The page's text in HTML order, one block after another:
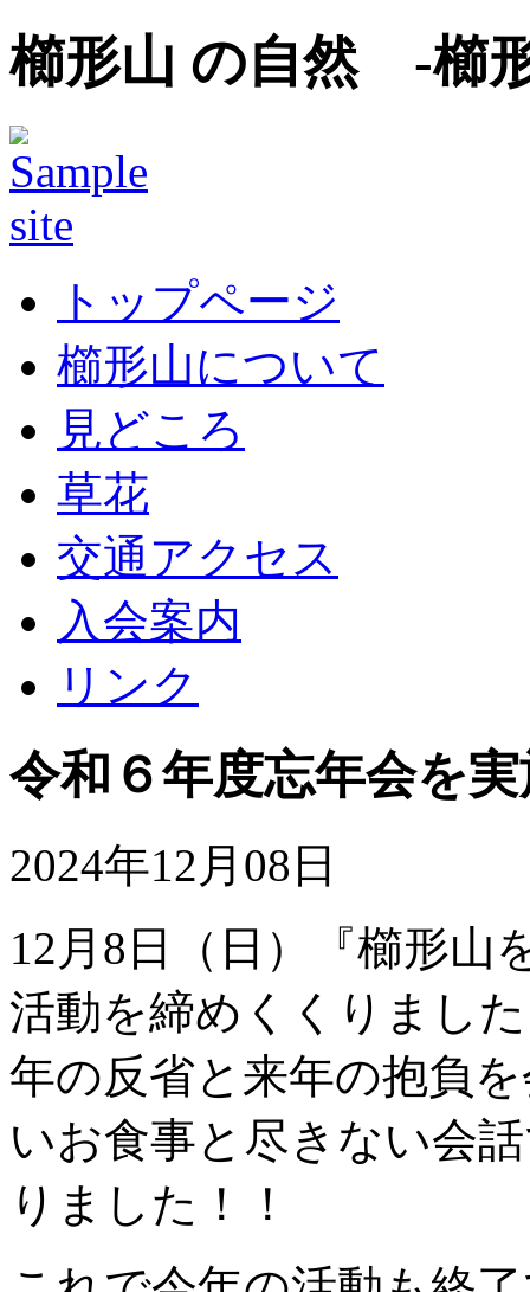
櫛形山 の自然 -櫛
トップページ
櫛形山について
見どころ
草花
交通アクセス
入会案内
リンク
令和６年度忘年会を
2024年12月08日
12月8日（日）『櫛形山
活動を締めくくりまし
年の反省と来年の抱負
いお食事と尽きない会
りました！！